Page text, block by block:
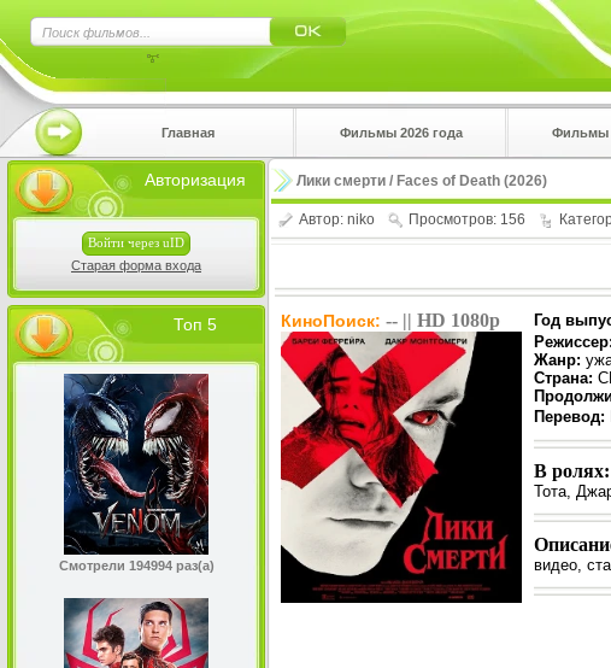
Главная Фильмы 2026 года Фильмы
Авторизация
Войти через uID
Старая форма входа
Топ 5
Смотрели 194994 раз(а)
Лики смерти / Faces of Death (2026)
Автор: niko Просмотров: 156
КиноПоиск: -- || HD 1080p Год
Режиссер:
Жанр:
Страна:
Перевод:
В ролях:
Тота,
видео,
Нажмите на
!!!Если Вы с
верхнем